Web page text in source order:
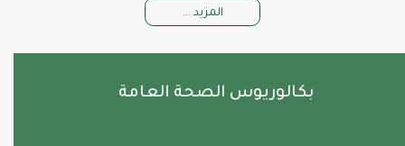
المزيد ...
بكالوريوس الصحة العامة